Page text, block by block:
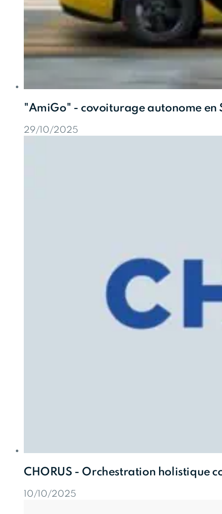
"AmiGo" - covoiturage autonome en
29/10/2025
CHORUS - Orchestration holistique
10/10/2025